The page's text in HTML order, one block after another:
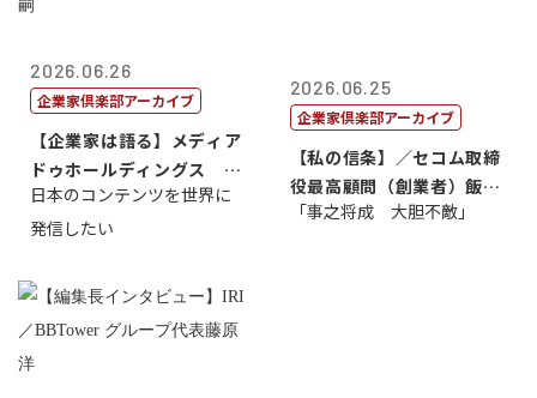
2026.06.26
企業家倶楽部アーカイブ
【企業家は語る】メディア
ドゥホールディングス 代
表取締役社長...
日本のコンテンツを世界に
発信したい
2026.06.25
企業家倶楽部アーカイブ
【私の信条】／セコム取締
役最高顧問（創業者）飯田
亮
「事之将成 大胆不敵」